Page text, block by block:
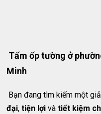
Tấm ốp tường ở
Minh
Bạn đang tìm kiếm một
đại,tiện lợi vàtiết kiệm